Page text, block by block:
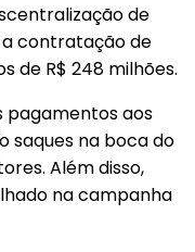
de
contratação de
de R$ 248 milhões.
pagamentos aos
saques na boca do
Além disso,
na campanha